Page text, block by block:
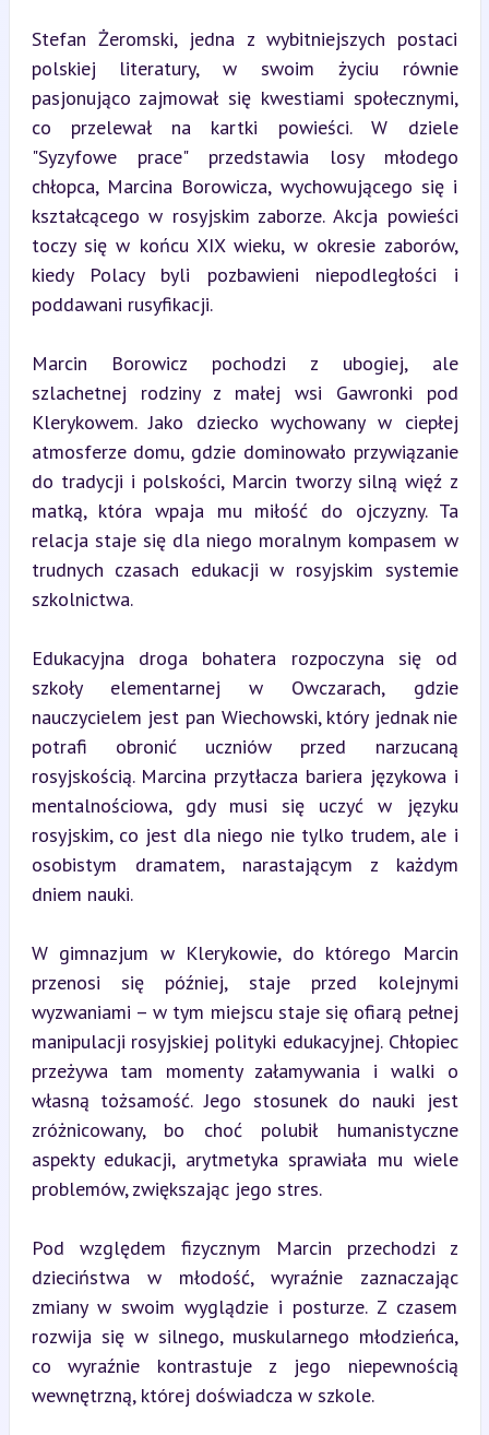
Stefan Żeromski, jedna z wybitniejszych postaci
polskiej literatury, w swoim życiu równie
pasjonująco zajmował się kwestiami społecznymi,
co przelewał na kartki powieści. W dziele
"Syzyfowe prace" przedstawia losy młodego
chłopca, Marcina Borowicza, wychowującego się i
kształcącego w rosyjskim zaborze. Akcja powieści
toczy się w końcu XIX wieku, w okresie zaborów,
kiedy Polacy byli pozbawieni niepodległości i
poddawani rusyfikacji.
Marcin Borowicz pochodzi z ubogiej, ale
szlachetnej rodziny z małej wsi Gawronki pod
Klerykowem. Jako dziecko wychowany w ciepłej
atmosferze domu, gdzie dominowało przywiązanie
do tradycji i polskości, Marcin tworzy silną więź z
matką, która wpaja mu miłość do ojczyzny. Ta
relacja staje się dla niego moralnym kompasem w
trudnych czasach edukacji w rosyjskim systemie
szkolnictwa.
Edukacyjna droga bohatera rozpoczyna się od
szkoły elementarnej w Owczarach, gdzie
nauczycielem jest pan Wiechowski, który jednak nie
potrafi obronić uczniów przed narzucaną
rosyjskością. Marcina przytłacza bariera językowa i
mentalnościowa, gdy musi się uczyć w języku
rosyjskim, co jest dla niego nie tylko trudem, ale i
osobistym dramatem, narastającym z każdym
dniem nauki.
W gimnazjum w Klerykowie, do którego Marcin
przenosi się później, staje przed kolejnymi
wyzwaniami – w tym miejscu staje się ofiarą pełnej
manipulacji rosyjskiej polityki edukacyjnej. Chłopiec
przeżywa tam momenty załamywania i walki o
własną tożsamość. Jego stosunek do nauki jest
zróżnicowany, bo choć polubił humanistyczne
aspekty edukacji, arytmetyka sprawiała mu wiele
problemów, zwiększając jego stres.
Pod względem fizycznym Marcin przechodzi z
dzieciństwa w młodość, wyraźnie zaznaczając
zmiany w swoim wyglądzie i posturze. Z czasem
rozwija się w silnego, muskularnego młodzieńca,
co wyraźnie kontrastuje z jego niepewnością
wewnętrzną, której doświadcza w szkole.